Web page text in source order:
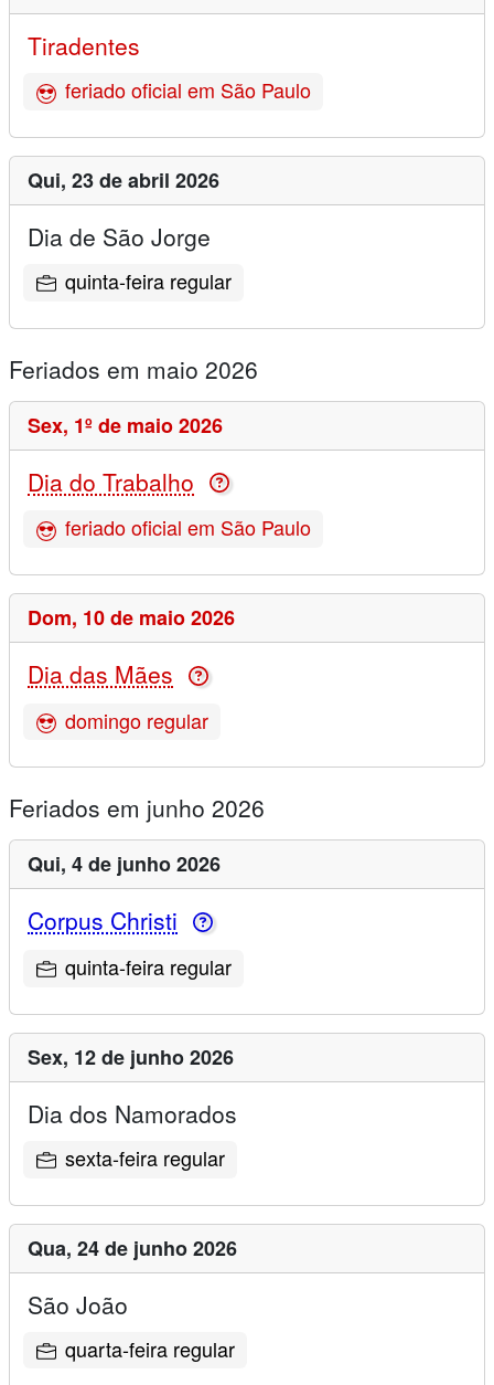
Tiradentes
feriado oficial em São Paulo
Qui, 23 de abril 2026
Dia de São Jorge
quinta-feira regular
Feriados em maio 2026
Sex, 1º de maio 2026
Dia do Trabalho
feriado oficial em São Paulo
Dom, 10 de maio 2026
Dia das Mães
domingo regular
Feriados em junho 2026
Qui, 4 de junho 2026
Corpus Christi
quinta-feira regular
Sex, 12 de junho 2026
Dia dos Namorados
sexta-feira regular
Qua, 24 de junho 2026
São João
quarta-feira regular